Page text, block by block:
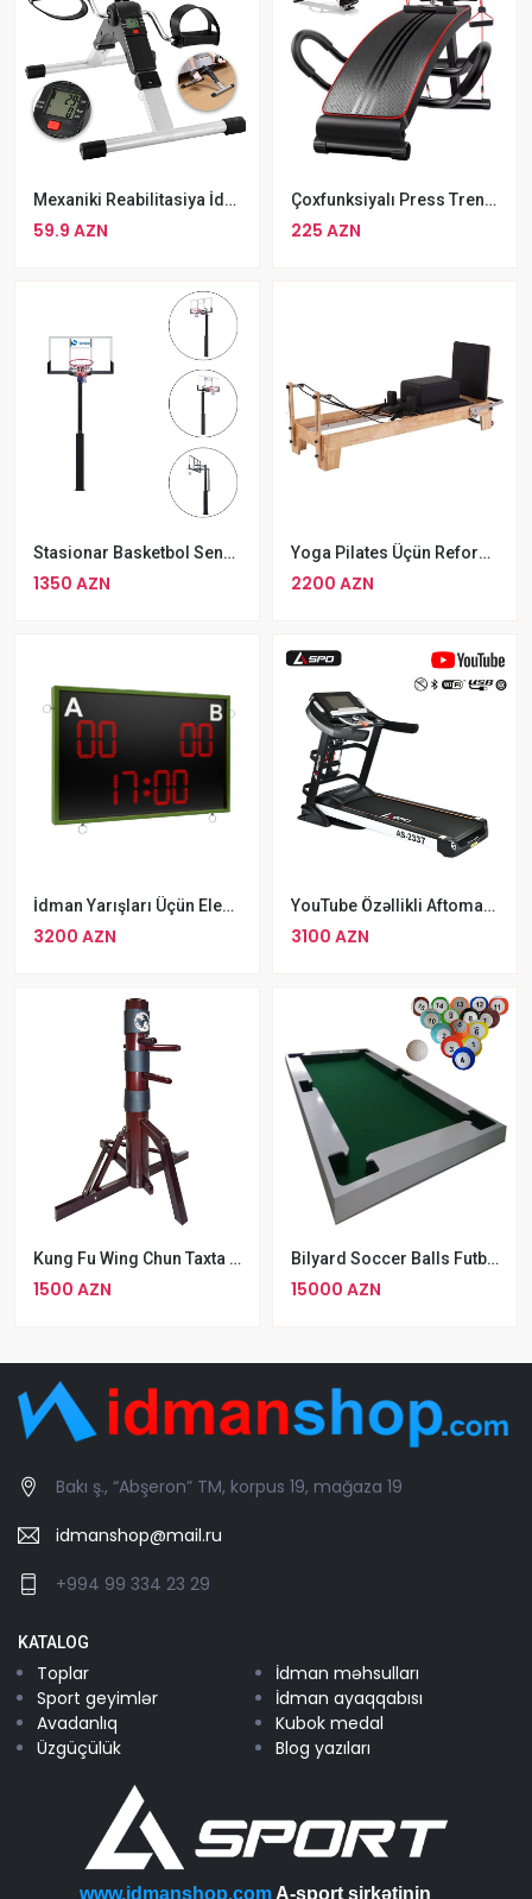
Mexaniki Reabilitasiya İdman Velosipedi
59.9 AZN
Çoxfunksiyalı Press Trenajoru Press Stolu
225 AZN
Stasionar Basketbol Sendi Scholle S022
1350 AZN
Yoga Pilates Üçün Reformer
2200 AZN
İdman Yarışları Üçün Elektron Tablo
3200 AZN
YouTube Özəllikli Aftomatik ASPO AS-2337 Dağ Rejimli Qaçış Aparatı
3100 AZN
Kung Fu Wing Chun Taxta Təlim Məşq Aləti
1500 AZN
Bilyard Soccer Balls Futbol Bilyardı
15000 AZN
Bakı ş., “Abşeron” TM, korpus 19, mağaza 19
idmanshop@mail.ru
+994 99 334 23 29
KATALOG
Toplar
İdman məhsulları
Sport geyimlər
İdman ayaqqabısı
Avadanlıq
Kubok medal
Üzgüçülük
Blog yazıları
www.idmanshop.com A-sport şirkətinin